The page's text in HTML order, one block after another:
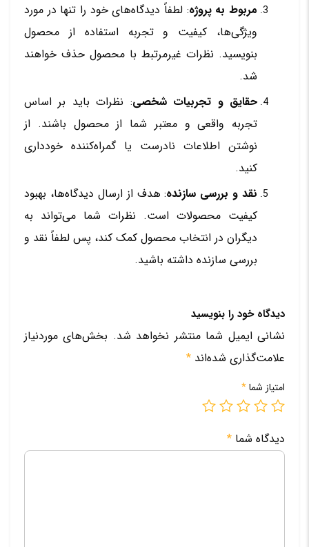
مربوط به پروژه: لطفاً دیدگاه‌های خود را تنها در مورد
ویژگی‌ها، کیفیت و تجربه استفاده از محصول
بنویسید. نظرات غیرمرتبط با محصول حذف خواهند
شد.
حقایق و تجربیات شخصی: نظرات باید بر اساس
تجربه واقعی و معتبر شما از محصول باشند. از
نوشتن اطلاعات نادرست یا گمراه‌کننده خودداری
کنید.
نقد و بررسی سازنده: هدف از ارسال دیدگاه‌ها، بهبود
کیفیت محصولات است. نظرات شما می‌تواند به
دیگران در انتخاب محصول کمک کند، پس لطفاً نقد و
بررسی سازنده داشته باشید.
دیدگاه خود را بنویسید
نشانی ایمیل شما منتشر نخواهد شد. بخش‌های موردنیاز
علامت‌گذاری شده‌اند *
امتیاز شما*
دیدگاه شما *